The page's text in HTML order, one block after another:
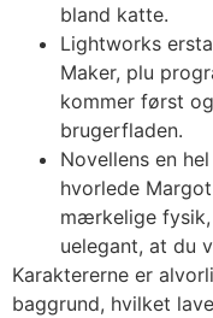
bland katte.
Lightworks
Maker, plu
kommer først
brugerfladen.
Novellens en
hvorlede
mærkelige
uelegant, at du
Karaktererne er
baggrund, hvilket